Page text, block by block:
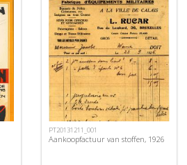
PT20131211_001
Aankoopfactuur van stoffen, 1926